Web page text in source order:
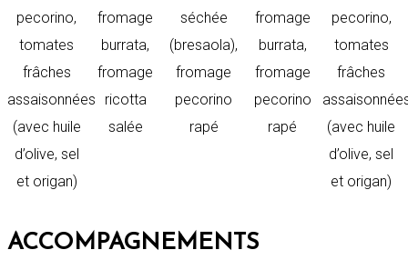
pecorino,
tomates
frâches
assaisonnées
(avec huile
d’olive, sel
et origan)
fromage
burrata,
fromage
ricotta
salée
séchée
(bresaola),
fromage
pecorino
rapé
fromage
burrata,
fromage
pecorino
rapé
pecorino,
tomates
frâches
(avec huile
d’olive, sel
et origan)
ACCOMPAGNEMENTS